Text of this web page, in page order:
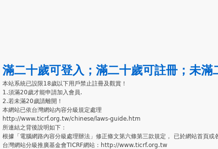
滿二十歲可登入 ； 滿二十歲可註冊 ； 未滿
本站系統已設限18歲以下用戶禁止註冊及觀賞！
1.須滿20歲才能申請加入會員.
2.若未滿20歲請離開！
本網站已依台灣網站內容分級規定處理
http://www.ticrf.org.tw/chinese/laws-guide.htm
所連結之背後說明如下：
根據「電腦網路內容分級處理辦法」修正條文第六條第三款規定， 已於網站首頁
台灣網站分級推廣基金會TICRF網站：http://www.ticrf.org.tw